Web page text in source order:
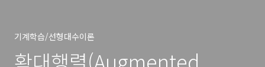
기계학습/선형대수이론